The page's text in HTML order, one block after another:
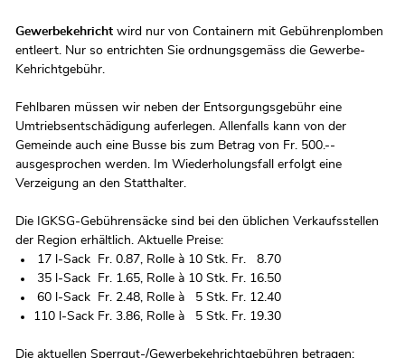
Gewerbekehricht wird nur von Containern mit Gebührenplomben
entleert. Nur so entrichten Sie ordnungsgemäss die Gewerbe-
Kehrichtgebühr.
Fehlbaren müssen wir neben der Entsorgungsgebühr eine
Umtriebsentschädigung auferlegen. Allenfalls kann von der
Gemeinde auch eine Busse bis zum Betrag von Fr. 500.--
ausgesprochen werden. Im Wiederholungsfall erfolgt eine
Verzeigung an den Statthalter.
Die IGKSG-Gebührensäcke sind bei den üblichen Verkaufsstellen
der Region erhältlich. Aktuelle Preise:
17 l-Sack Fr. 0.87, Rolle à 10 Stk. Fr. 8.70
35 l-Sack Fr. 1.65, Rolle à 10 Stk. Fr. 16.50
60 l-Sack Fr. 2.48, Rolle à 5 Stk. Fr. 12.40
110 l-Sack Fr. 3.86, Rolle à 5 Stk. Fr. 19.30
Die aktuellen Sperrgut-/Gewerbekehrichtgebühren betragen: